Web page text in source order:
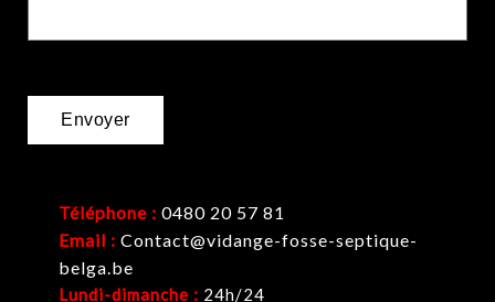
Téléphone : 0480 20 57 81
Email : Contact@vidange-fosse-septique-
belga.be
Lundi-dimanche : 24h/24